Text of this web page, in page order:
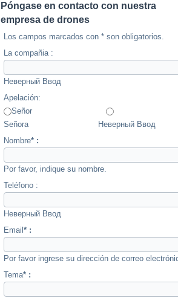
Póngase en contacto con nuestra
empresa de drones
Los campos marcados con * son obligatorios.
La compañia :
Неверный Ввод
Apelación:
Señor
Señora
Неверный Ввод
Nombre* :
Por favor, indique su nombre.
Teléfono :
Неверный Ввод
Email * :
Por favor ingrese su dirección de correo
Tema* :